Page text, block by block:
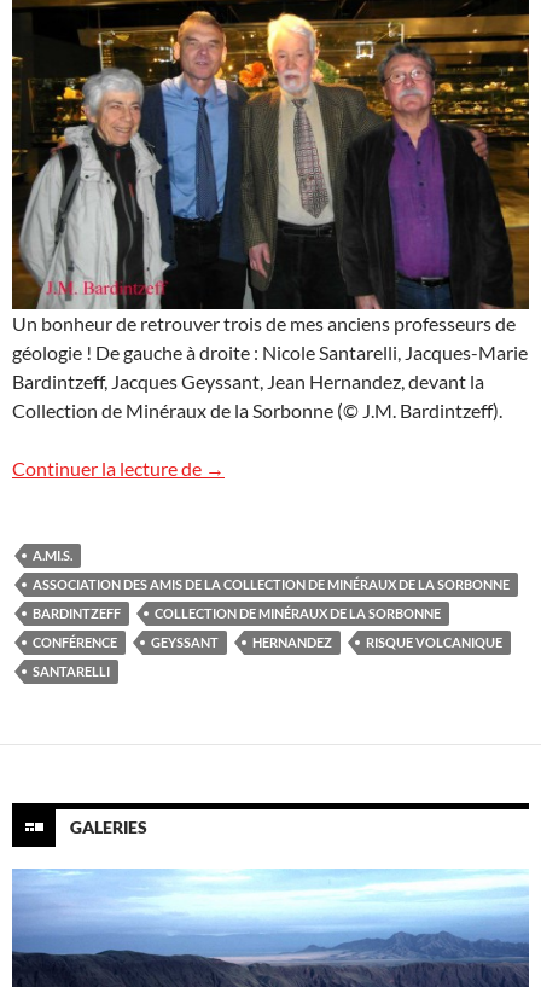
Un bonheur de retrouver trois de mes anciens professeurs de
géologie ! De gauche à droite : Nicole Santarelli, Jacques-Marie
Bardintzeff, Jacques Geyssant, Jean Hernandez, devant la
Collection de Minéraux de la Sorbonne (© J.M. Bardintzeff).
Continuer la lecture de La Collection de Minéraux de la
→
A.MI.S.
ASSOCIATION DES AMIS DE LA COLLECTION DE MINÉRAUX DE LA SORBONNE
BARDINTZEFF
COLLECTION DE MINÉRAUX DE LA SORBONNE
CONFÉRENCE
GEYSSANT HERNANDEZ
RISQUE VOLCANIQUE
SANTARELLI
GALERIES